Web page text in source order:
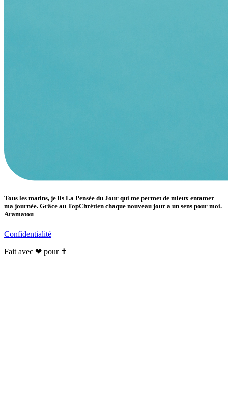
Tous les matins, je lis La Pensée du Jour qui me permet de mieux entamer
ma journée. Grâce au TopChrétien chaque nouveau jour a un sens pour moi.
Aramatou
Confidentialité
Fait avec ❤ pour ✝️️